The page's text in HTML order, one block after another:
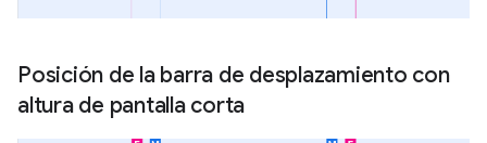
Posición de la barra de desplazamiento con
altura de pantalla corta